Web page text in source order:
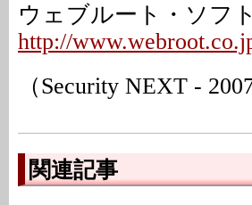
ウェブルート・ソフ
http://
（Security NEXT -
関連記事